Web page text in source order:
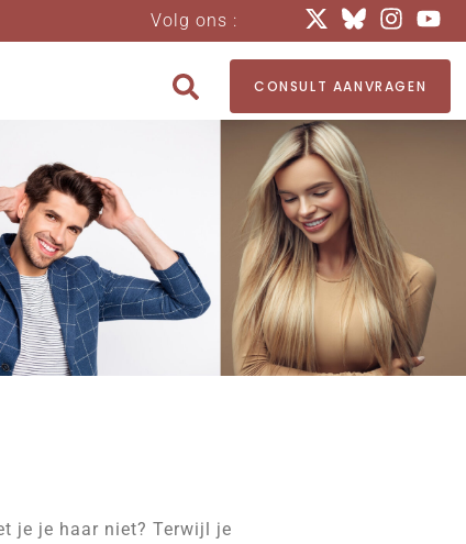
Volg ons :
CONSULT AANVRAGEN
je je haar niet? Terwijl je